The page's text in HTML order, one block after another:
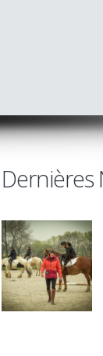
Dernières